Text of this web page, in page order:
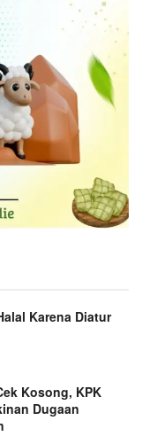
Karena Diatur
Kosong, KPK
Dugaan